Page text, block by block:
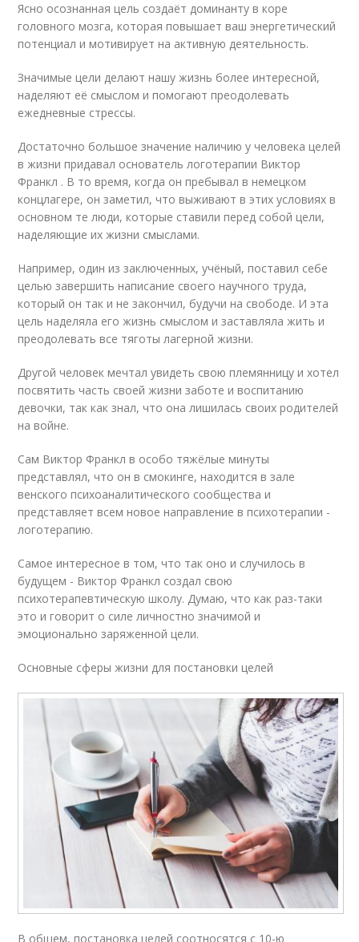
Ясно осознанная цель создаёт доминанту в коре
головного мозга, которая повышает ваш энергетический
потенциал и мотивирует на активную деятельность.
Значимые цели делают нашу жизнь более интересной,
наделяют её смыслом и помогают преодолевать
ежедневные стрессы.
Достаточно большое значение наличию у человека целей
в жизни придавал основатель логотерапии Виктор
Франкл . В то время, когда он пребывал в немецком
концлагере, он заметил, что выживают в этих условиях в
основном те люди, которые ставили перед собой цели,
наделяющие их жизни смыслами.
Например, один из заключенных, учёный, поставил себе
целью завершить написание своего научного труда,
который он так и не закончил, будучи на свободе. И эта
цель наделяла его жизнь смыслом и заставляла жить и
преодолевать все тяготы лагерной жизни.
Другой человек мечтал увидеть свою племянницу и хотел
посвятить часть своей жизни заботе и воспитанию
девочки, так как знал, что она лишилась своих родителей
на войне.
Сам Виктор Франкл в особо тяжёлые минуты
представлял, что он в смокинге, находится в зале
венского психоаналитического сообщества и
представляет всем новое направление в психотерапии -
логотерапию.
Самое интересное в том, что так оно и случилось в
будущем - Виктор Франкл создал свою
психотерапевтическую школу. Думаю, что как раз-таки
это и говорит о силе личностно значимой и
эмоционально заряженной цели.
Основные сферы жизни для постановки целей
В общем, постановка целей соотносятся с 10-ю